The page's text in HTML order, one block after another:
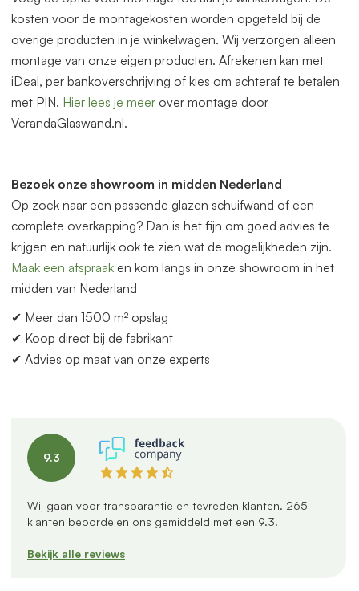
kosten voor de montagekosten worden opgeteld bij de
overige producten in je winkelwagen. Wij verzorgen alleen
montage van onze eigen producten. Afrekenen kan met
iDeal, per bankoverschrijving of kies om achteraf te betalen
met PIN. Hier lees je meer over montage door
VerandaGlaswand.nl.
Bezoek onze showroom in midden Nederland
Op zoek naar een passende glazen schuifwand of een
complete overkapping? Dan is het fijn om goed advies te
krijgen en natuurlijk ook te zien wat de mogelijkheden zijn.
Maak een afspraak en kom langs in onze showroom in het
midden van Nederland
✔ Meer dan 1500 m² opslag
✔ Koop direct bij de fabrikant
✔ Advies op maat van onze experts
9.3
Wij gaan voor transparantie en tevreden klanten. 265
klanten beoordelen ons gemiddeld met een 9.3.
Bekijk alle reviews